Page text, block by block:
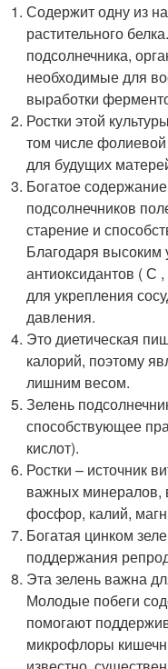
Содержит одну из
растительного
подсолнечника,
необходимые для
выработки
Ростки этой
том числе
для будущих
Богатое
подсолнечников
старение и
Благодаря
антиоксидантов ( С
для укрепления
давления.
Это диетическая
калорий, поэтому
лишним весом.
Зелень
способствующее
кислот).
Ростки – источник
важных минералов,
фосфор, калий,
Богатая цинком
поддержания
Эта зелень важна
Молодые побеги
помогают
микрофлоры